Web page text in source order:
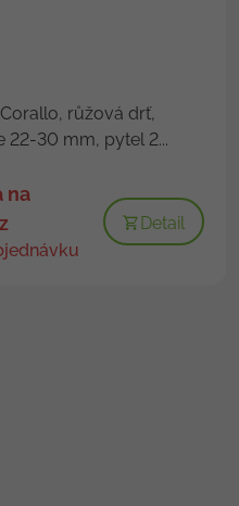
růžová drť,
22-30 mm, pytel 2...
na
Detail